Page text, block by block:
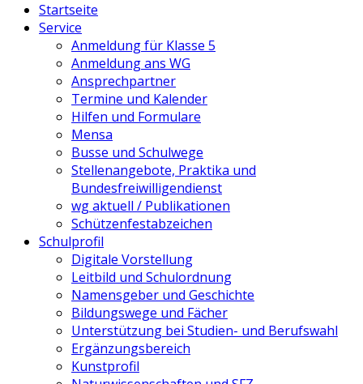
Startseite
Service
Anmeldung für Klasse 5
Anmeldung ans WG
Ansprechpartner
Termine und Kalender
Hilfen und Formulare
Mensa
Busse und Schulwege
Stellenangebote, Praktika und
Bundesfreiwilligendienst
wg aktuell / Publikationen
Schützenfestabzeichen
Schulprofil
Digitale Vorstellung
Leitbild und Schulordnung
Namensgeber und Geschichte
Bildungswege und Fächer
Unterstützung bei Studien- und Berufswahl
Ergänzungsbereich
Kunstprofil